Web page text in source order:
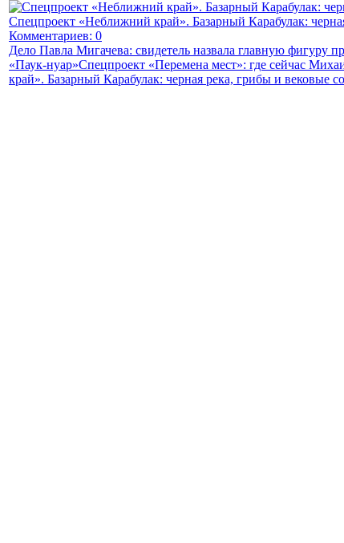
Спецпроект «Неближний край». Базарный Карабулак:
Комментариев: 0
Дело Павла Мигачева: свидетель назвала главную фигуру
«Паук-нуар»Спецпроект «Перемена мест»: где сейчас
край». Базарный Карабулак: черная река, грибы и вековые